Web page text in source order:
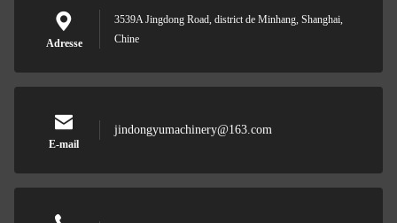
Adresse
3539A Jingdong Road, district de Minhang, Shanghai,
Chine
E-mail
jindongyumachinery@163.com